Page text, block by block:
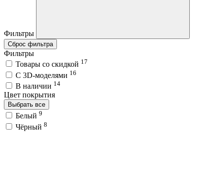
Фильтры
Сброс фильтра
Фильтры
Товары со скидкой 17
C 3D-моделями 16
В наличии 14
Цвет покрытия
Выбрать все
Белый 9
Чёрный 8